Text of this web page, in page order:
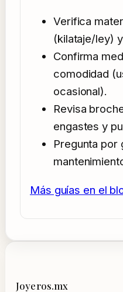
Verifica
(kilataje/ley)
Confirma
comodidad
ocasional).
Revisa
engastes y
Pregunta por
Más guías en el
Joyeros.mx